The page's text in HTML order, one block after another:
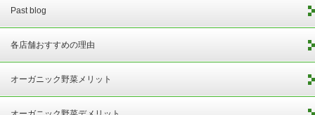
Past blog
各店舗おすすめの理由
オーガニック野菜メリット